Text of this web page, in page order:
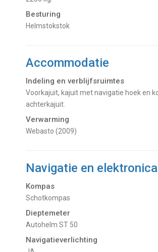
Besturing
Helmstokstok
Accommodatie
Indeling en verblijfsruimtes
Voorkajuit, kajuit met navigatie hoek en kombuis, en
achterkajuit.
Verwarming
Webasto (2009)
Navigatie en elektronica
Kompas
Schotkompas
Dieptemeter
Autohelm ST 50
Navigatieverlichting